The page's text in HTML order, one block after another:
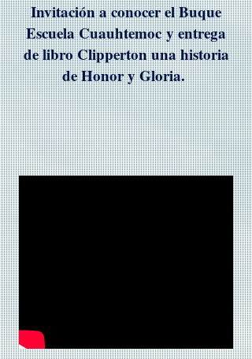
Invitación a conocer el Buque
Escuela Cuauhtemoc y entrega
de libro Clipperton una historia
de Honor y Gloria.